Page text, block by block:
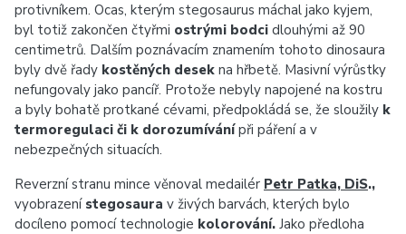
protivníkem. Ocas, kterým stegosaurus máchal jako kyjem,
byl totiž zakončen čtyřmi ostrými bodci dlouhými až 90
centimetrů. Dalším poznávacím znamením tohoto dinosaura
byly dvě řady kostěných desek na hřbetě. Masivní výrůstky
nefungovaly jako pancíř. Protože nebyly napojené na kostru
a byly bohatě protkané cévami, předpokládá se, že sloužily k
termoregulaci či k dorozumívánípři páření a v
nebezpečných situacích.
Reverzní stranu mince věnoval medailér Petr Patka, DiS.,
vyobrazení stegosaura v živých barvách, kterých bylo
docíleno pomocí technologie kolorování. Jako předloha